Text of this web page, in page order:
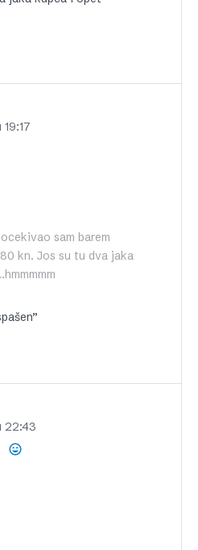
sam barem
kn. Jos su tu dva jaka
22:43